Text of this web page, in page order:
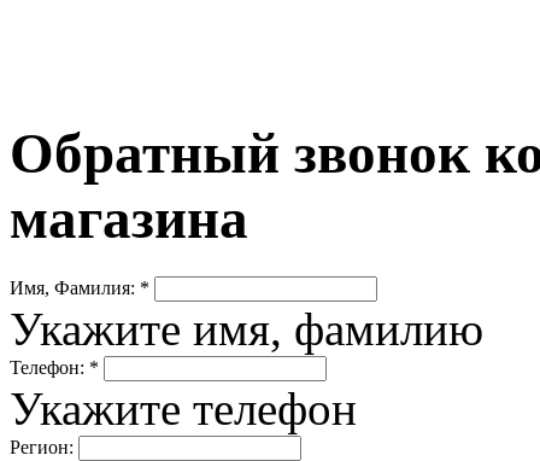
Обратный звонок
магазина
Имя, Фамилия: *
Укажите имя, фамилию
Телефон: *
Укажите телефон
Регион: